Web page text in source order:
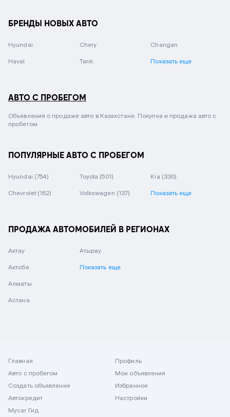
БРЕНДЫ НОВЫХ АВТО
Hyundai Chery Changan
Haval Tank Показать еще
АВТО С ПРОБЕГОМ
Объявления о продаже авто в Казахстане. Покупка и продажа авто с
пробегом.
ПОПУЛЯРНЫЕ АВТО С ПРОБЕГОМ
Hyundai (754) Toyota (501) Kia (330)
Chevrolet (162) Volkswagen (137) Показать еще
ПРОДАЖА АВТОМОБИЛЕЙ В РЕГИОНАХ
Актау
Актобе
Алматы
Астана
Атырау
Показать еще
Главная
Авто с пробегом
Создать объявление
Автокредит
Mycar Гид
Профиль
Мои объявления
Избранное
Настройки